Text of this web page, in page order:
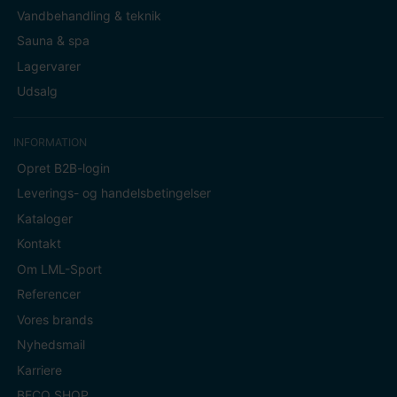
Vandbehandling & teknik
Sauna & spa
Lagervarer
Udsalg
INFORMATION
Opret B2B-login
Leverings- og handelsbetingelser
Kataloger
Kontakt
Om LML-Sport
Referencer
Vores brands
Nyhedsmail
Karriere